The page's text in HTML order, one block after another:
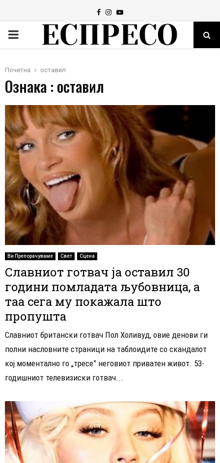
Facebook
Instagram
Youtube
PRIMARY
Почетна оставил
Ознака : оставил
Ви Препорачуваме Свет Сцена
Славниот готвач ја оставил 30
години помладата љубовница, а
таа сега му покажала што
пропушта
Славниот британски готвач Пол Холивуд, овие денови ги
полни насловните страници на таблоидите со скандалот
кој моментално го „тресе” неговиот приватен живот. 53-
годишниот телевизиски готвач...